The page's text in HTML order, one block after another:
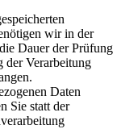
wir in der
Dauer der Prüfung
der Verarbeitung
Daten
Sie statt der